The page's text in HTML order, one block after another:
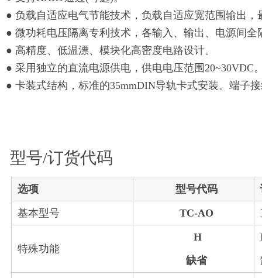
● 负载自适应电气节能技术，负载自适应宽范围输出，
● 微功耗电压隔离专利技术，各输入、输出、电源间全
● 高精度、低温漂、模块化高密度电路设计。
● 采用独立的直流电源供电，供电电压范围20~30VDC
● 卡装式结构，标准的35mmDIN导轨卡式安装。端子
选项 型号代码
基本型号 TC-AO
特殊功能
H
缺省
型号/订货代码